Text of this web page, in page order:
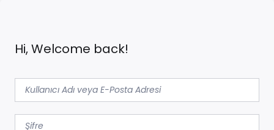
Hi, Welcome back!